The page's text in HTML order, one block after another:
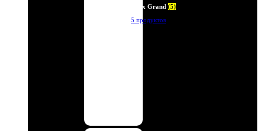
Deux Grand (5)
5 продуктов